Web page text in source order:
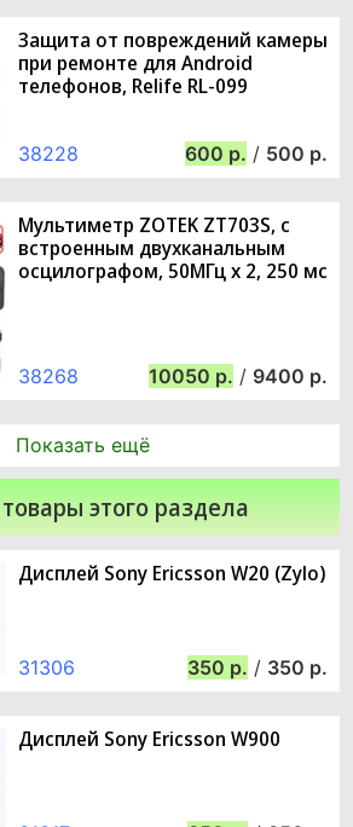
Защита от повреждений камеры
при ремонте для Android
телефонов, Relife RL-099
38228 600 / 500
Мультиметр ZOTEK ZT703S, с
встроенным двухканальным
осцилографом, 50МГц x 2, 250 мс
38268 10050 / 9400
Показать ещё
этого раздела
Дисплей Sony Ericsson W20 (Zylo)
31306 350 / 350
Дисплей Sony Ericsson W900